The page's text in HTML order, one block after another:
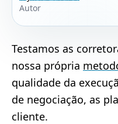
Autor
Testamos as
nossa própria
qualidade da
de negociação, as
cliente.